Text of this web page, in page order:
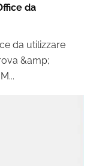
da
da utilizzare
&amp;